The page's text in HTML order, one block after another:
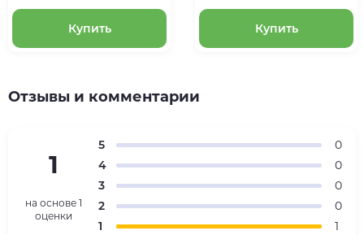
Купить Купить
Отзывы и комментарии
1
на основе 1
оценки
5
0
4
0
3
0
2
0
1
1